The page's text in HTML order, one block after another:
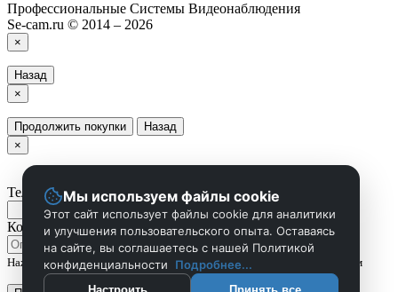
Профессиональные Системы Видеонаблюдения
Se-cam.ru © 2014 – 2026
×
Назад
×
Продолжить покупки
Назад
×
Телефон
Комментарий
Нажмите Отправить чтобы сделать запрос, и мы вам скоро перезвоним
Мы используем файлы cookie
Этот сайт использует файлы cookie для аналитики
и улучшения пользовательского опыта. Оставаясь
на сайте, вы соглашаетесь с нашей Политикой
конфиденциальности
Подробнее...